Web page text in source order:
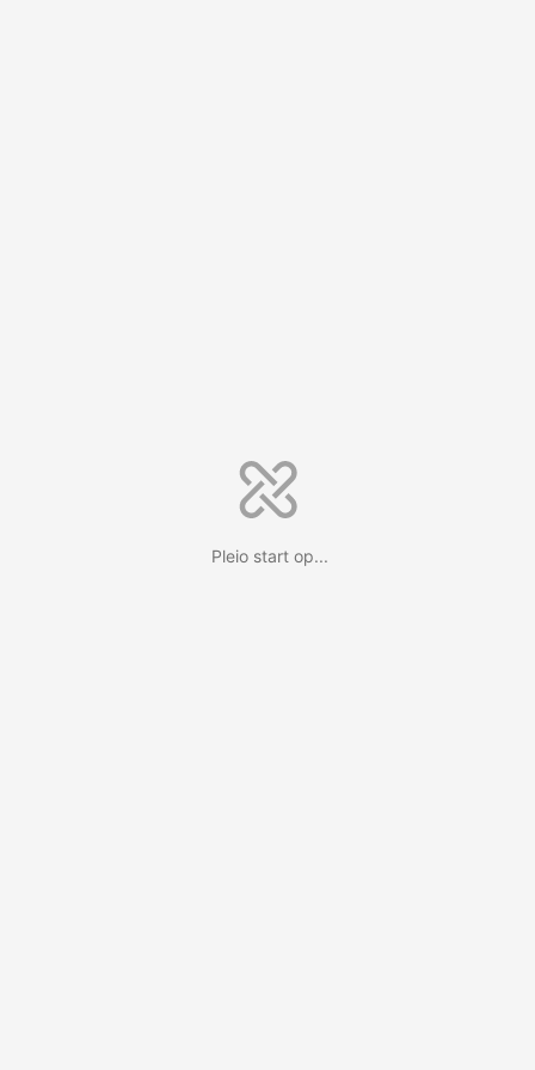
Pleio start op...